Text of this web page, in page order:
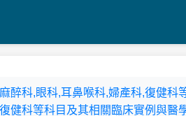
醉科,眼科,耳鼻喉科,婦產科,復健科
健科等科目及其相關臨床實例與醫